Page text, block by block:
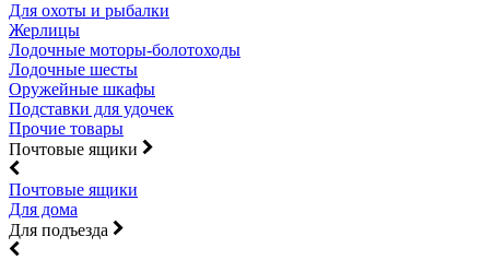
Для охоты и рыбалки
Жерлицы
Лодочные моторы-болотоходы
Лодочные шесты
Оружейные шкафы
Подставки для удочек
Прочие товары
Почтовые ящики
Почтовые ящики
Для дома
Для подъезда